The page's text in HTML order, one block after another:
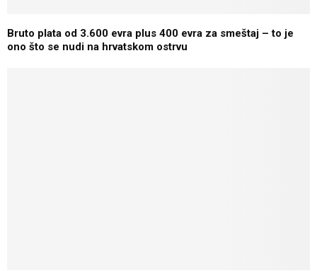
Bruto plata od 3.600 evra plus 400 evra za smeštaj – to je
ono što se nudi na hrvatskom ostrvu